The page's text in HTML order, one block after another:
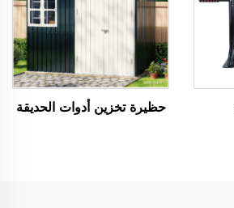
حظيرة تخزين أدوات الحديقة